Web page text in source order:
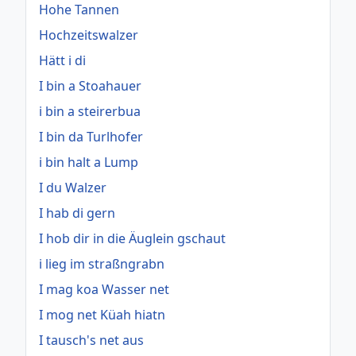
Hohe Tannen
Hochzeitswalzer
Hätt i di
I bin a Stoahauer
i bin a steirerbua
I bin da Turlhofer
i bin halt a Lump
I du Walzer
I hab di gern
I hob dir in die Äuglein gschaut
i lieg im straßngrabn
I mag koa Wasser net
I mog net Küah hiatn
I tausch's net aus